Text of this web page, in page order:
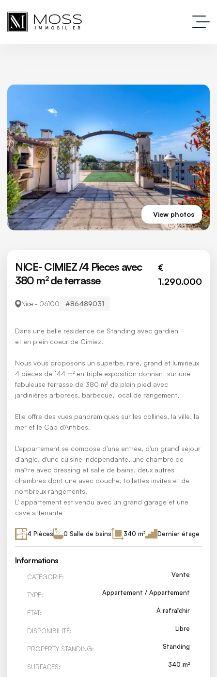
View photos
NICE- CIMIEZ /4 Pieces avec
380 m² de terrasse
€
1.290.000
Nice - 06100 #86489031
Dans une belle résidence de Standing avec gardien
et en plein coeur de Cimiez.
Nous vous proposons un superbe, rare, grand et lumineux
4 pièces de 144 m² en triple exposition donnant sur une
fabuleuse terrasse de 380 m² de plain pied avec
jardinières arborées, barbecue, local de rangement,
Elle offre des vues panoramiques sur les collines, la ville, la
mer et le Cap d'Antibes.
L'appartement se compose d'une entrée, d'un grand séjour
d'angle, d'une cuisine indépendante, une chambre de
maître avec dressing et salle de bains, deux autres
chambres dont une avec douche, toilettes invités et de
nombreux rangements.
L' appartement est vendu avec un grand garage et une
cave attenante
4 Pièces 0 Salle de bains 340 m² Dernier étage
Informations
CATÉGORIE: Vente
TYPE: Appartement / Appartement
ÉTAT: À rafraîchir
DISPONIBILITÉ: Libre
PROPERTY STANDING: Standing
SURFACES: 340 m²